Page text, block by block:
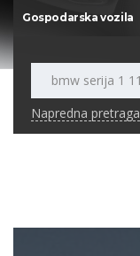
Gospodarska vozila
Napredna pretraga